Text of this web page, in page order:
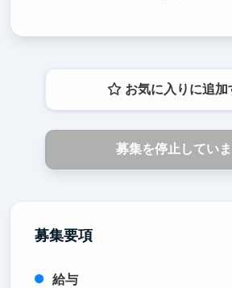
お気に入りに追加
募集を停止してい
募集要項
給与